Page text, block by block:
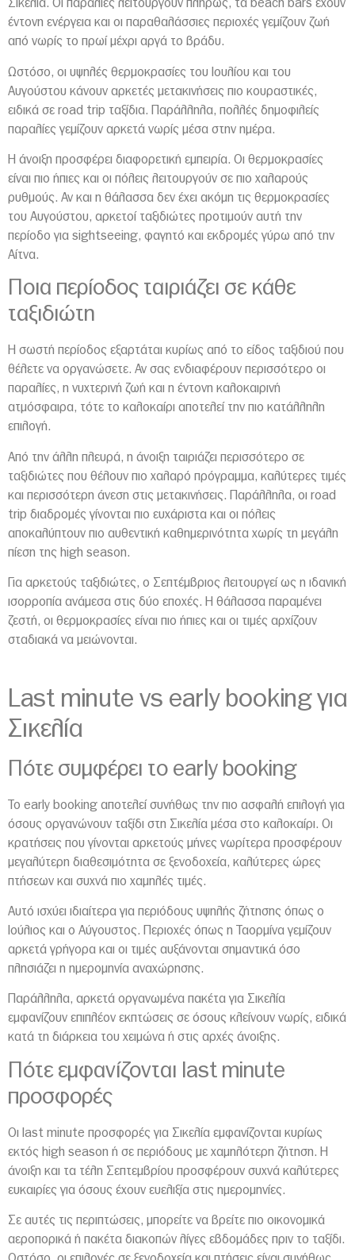
Σικελία. Οι παραλίες λειτουργούν πλήρως, τα beach bars έχουν
έντονη ενέργεια και οι παραθαλάσσιες περιοχές γεμίζουν ζωή
από νωρίς το πρωί μέχρι αργά το βράδυ.
Ωστόσο, οι υψηλές θερμοκρασίες του Ιουλίου και του
Αυγούστου κάνουν αρκετές μετακινήσεις πιο κουραστικές,
ειδικά σε road trip ταξίδια. Παράλληλα, πολλές δημοφιλείς
παραλίες γεμίζουν αρκετά νωρίς μέσα στην ημέρα.
Η άνοιξη προσφέρει διαφορετική εμπειρία. Οι θερμοκρασίες
είναι πιο ήπιες και οι πόλεις λειτουργούν σε πιο χαλαρούς
ρυθμούς. Αν και η θάλασσα δεν έχει ακόμη τις θερμοκρασίες
του Αυγούστου, αρκετοί ταξιδιώτες προτιμούν αυτή την
περίοδο για sightseeing, φαγητό και εκδρομές γύρω από την
Αίτνα.
Ποια περίοδος ταιριάζει σε κάθε
ταξιδιώτη
Η σωστή περίοδος εξαρτάται κυρίως από το είδος ταξιδιού που
θέλετε να οργανώσετε. Αν σας ενδιαφέρουν περισσότερο οι
παραλίες, η νυχτερινή ζωή και η έντονη καλοκαιρινή
ατμόσφαιρα, τότε το καλοκαίρι αποτελεί την πιο κατάλληλη
επιλογή.
Από την άλλη πλευρά, η άνοιξη ταιριάζει περισσότερο σε
ταξιδιώτες που θέλουν πιο χαλαρό πρόγραμμα, καλύτερες τιμές
και περισσότερη άνεση στις μετακινήσεις. Παράλληλα, οι road
trip διαδρομές γίνονται πιο ευχάριστα και οι πόλεις
αποκαλύπτουν πιο αυθεντική καθημερινότητα χωρίς τη μεγάλη
πίεση της high season.
Για αρκετούς ταξιδιώτες, ο Σεπτέμβριος λειτουργεί ως η ιδανική
ισορροπία ανάμεσα στις δύο εποχές. Η θάλασσα παραμένει
ζεστή, οι θερμοκρασίες είναι πιο ήπιες και οι τιμές αρχίζουν
σταδιακά να μειώνονται.
Last minute vs early booking για
Σικελία
Πότε συμφέρει το early booking
Το early booking αποτελεί συνήθως την πιο ασφαλή επιλογή για
όσους οργανώνουν ταξίδι στη Σικελία μέσα στο καλοκαίρι. Οι
κρατήσεις που γίνονται αρκετούς μήνες νωρίτερα προσφέρουν
μεγαλύτερη διαθεσιμότητα σε ξενοδοχεία, καλύτερες ώρες
πτήσεων και συχνά πιο χαμηλές τιμές.
Αυτό ισχύει ιδιαίτερα για περιόδους υψηλής ζήτησης όπως ο
Ιούλιος και ο Αύγουστος. Περιοχές όπως η
Ταορμίνα γεμίζουν
αρκετά γρήγορα και οι τιμές αυξάνονται σημαντικά όσο
πλησιάζει η ημερομηνία αναχώρησης.
Παράλληλα, αρκετά οργανωμένα πακέτα για Σικελία
εμφανίζουν επιπλέον εκπτώσεις σε όσους κλείνουν νωρίς, ειδικά
κατά τη διάρκεια του χειμώνα ή στις αρχές άνοιξης.
Πότε εμφανίζονται last minute
προσφορές
Οι last minute προσφορές για Σικελία εμφανίζονται κυρίως
εκτός high season ή σε περιόδους με χαμηλότερη ζήτηση. Η
άνοιξη και τα τέλη Σεπτεμβρίου προσφέρουν συχνά καλύτερες
ευκαιρίες για όσους έχουν ευελιξία στις ημερομηνίες.
Σε αυτές τις περιπτώσεις, μπορείτε να βρείτε πιο οικονομικά
αεροπορικά ή πακέτα διακοπών λίγες εβδομάδες πριν το ταξίδι.